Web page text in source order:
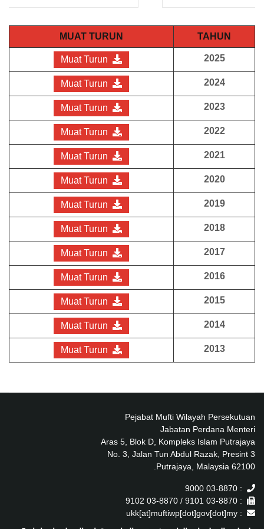
TAHUN
MUAT TURUN
2025
2024
2023
2022
Muat Turun
2021
Muat Turun
2020
Muat Turun
2019
Muat Turun
2018
Muat Turun
2017
Muat Turun
2016
Muat Turun
2015
Muat Turun
2014
Muat Turun
2013
Muat Turun
Pejabat Mufti Wilayah Persekutuan
Jabatan Perdana Menteri
Aras 5, Blok D, Kompleks Islam Putrajaya
No. 3, Jalan Tun Abdul Razak, Presint 3
62100 Putrajaya, Malaysia.
: 03-8870 9000
: 03-8870 9101 / 03-8870 9102
: ukk[at]muftiwp[dot]gov[dot]my